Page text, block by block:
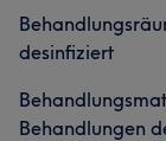
desinfiziert
Behandlungen